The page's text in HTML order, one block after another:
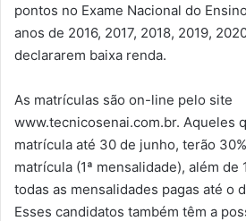
pontos no Exame Nacional do
anos de 2016, 2017, 2018, 2019,
declararem baixa renda.
As matrículas são on-line pelo site
www.tecnicosenai.com.br. Aqueles
matrícula até 30 de junho, terão
matrícula (1ª mensalidade), além de
todas as mensalidades pagas até o
Esses candidatos também têm a